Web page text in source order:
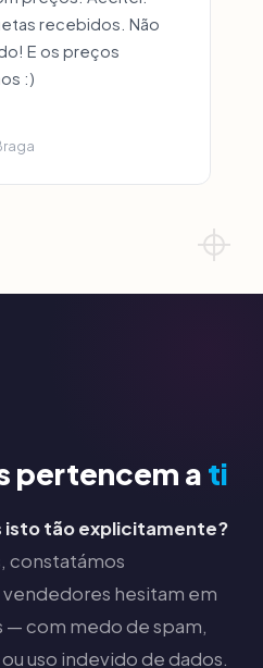
recebidos. Não
E os preços
:)
pertencem a ti
isto tão explicitamente?
constatámos
hesitam em
— com medo de spam,
uso indevido de dados.